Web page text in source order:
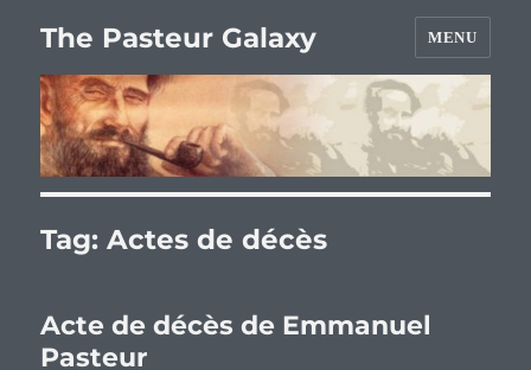
The Pasteur Galaxy MENU
Tag:Actes de décès
Acte de décès de Emmanuel
Pasteur